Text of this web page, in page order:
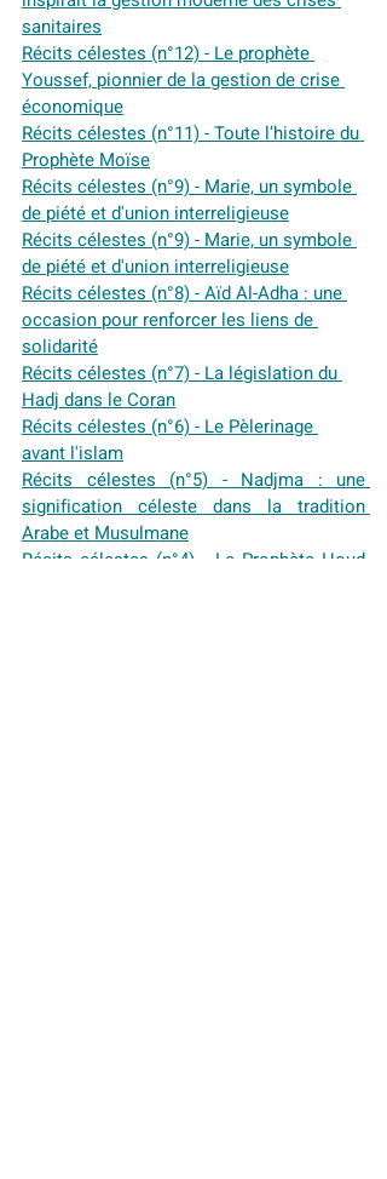
sanitaires
Récits célestes (n°12) - Le prophète
Youssef, pionnier de la gestion de crise
économique
Récits célestes (n°11) - Toute l’histoire du
Prophète Moïse
Récits célestes (n°9) - Marie, un symbole
de piété et d'union interreligieuse
Récits célestes (n°9) - Marie, un symbole
de piété et d'union interreligieuse
Récits célestes (n°8) - Aïd Al-Adha : une
occasion pour renforcer les liens de
solidarité
Récits célestes (n°7) - La législation du
Hadj dans le Coran
Récits célestes (n°6) - Le Pèlerinage
avant l'islam
Récits célestes (n°5) - Nadjma : une
signification céleste dans la tradition
Arabe et Musulmane
Récits célestes (n°4) - Le Prophète Houd